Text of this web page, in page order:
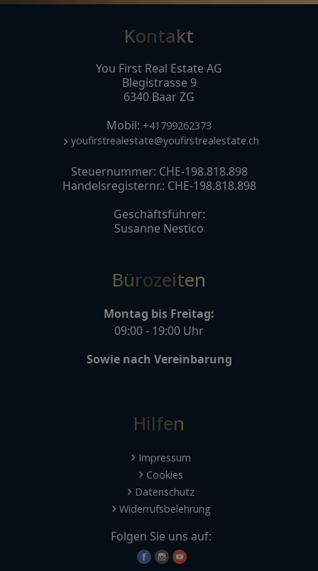
Kontakt
You First Real Estate AG
Blegistrasse 9
6340 Baar ZG
Mobil: +41799262373
youfirstrealestate@youfirstrealestate.ch
Steuernummer: CHE-198.818.898
Handelsregisternr.: CHE-198.818.898
Geschäftsführer:
Susanne Nestico
Bürozeiten
Montag bis Freitag:
09:00 - 19:00 Uhr
Sowie nach Vereinbarung
Hilfen
Impressum
Cookies
Datenschutz
Widerrufsbelehrung
Folgen Sie uns auf: